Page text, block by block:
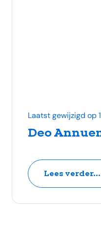
Deo
Laatst gewijzigd op
Lees verder...